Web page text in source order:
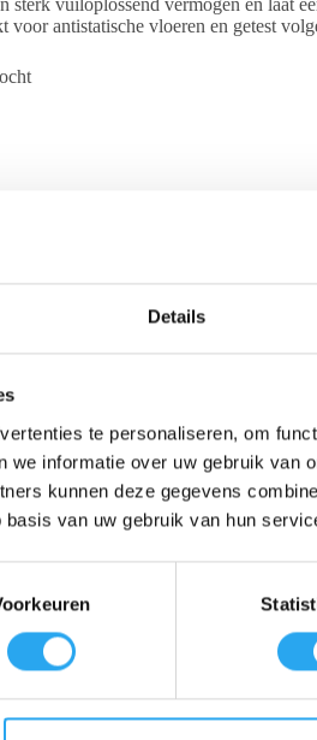
Details
te personaliseren, om
we informatie over uw gebruik van
kunnen deze gegevens
van uw gebruik van hun
voor antistatische vloeren en getest
van alle waterbestendige
als onbeschermde vloeren en
en vuiloplossend vermogen. Bij
opgewreven kan worden, met een